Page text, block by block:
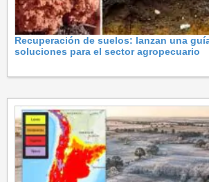
Recuperación de suelos: lanzan una
soluciones para el sector agropecuario